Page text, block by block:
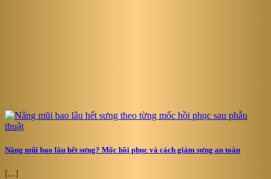
Nâng mũi bao lâu hết sưng? Mốc hồi phục và cách giảm sưng an toàn
[...]